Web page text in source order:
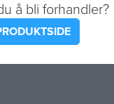
å bli forhandler?